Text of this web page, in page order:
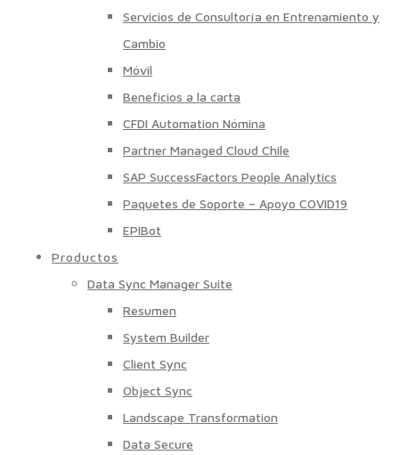
Servicios de Consultoría en Entrenamiento y
Cambio
Móvil
Beneficios a la carta
CFDI Automation Nómina
Partner Managed Cloud Chile
SAP SuccessFactors People Analytics
Paquetes de Soporte – Apoyo COVID19
EPIBot
Productos
Data Sync Manager Suite
Resumen
System Builder
Client Sync
Object Sync
Landscape Transformation
Data Secure